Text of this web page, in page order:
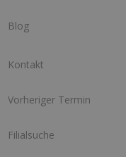
Blog
Kontakt
Vorheriger Termin
Filialsuche